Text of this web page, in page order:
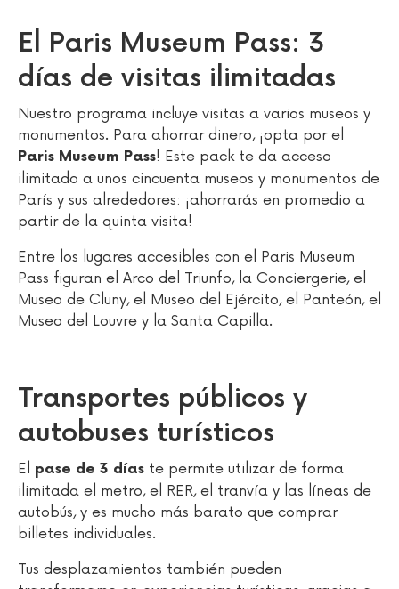
El Paris Museum Pass: 3
días de visitas ilimitadas
Nuestro programa incluye visitas a varios museos y
monumentos. Para ahorrar dinero, ¡opta por el
Paris Museum Pass! Este pack te da acceso
ilimitado a unos cincuenta museos y monumentos de
París y sus alrededores: ¡ahorrarás en promedio a
partir de la quinta visita!
Entre los lugares accesibles con el Paris Museum
Pass figuran el Arco del Triunfo, la Conciergerie, el
Museo de Cluny, el Museo del Ejército, el Panteón, el
Museo del Louvre y la Santa Capilla.
Transportes públicos y
autobuses turísticos
El pase de 3 días te permite utilizar de forma
ilimitada el metro, el RER, el tranvía y las líneas de
autobús, y es mucho más barato que comprar
billetes individuales.
Tus desplazamientos también pueden